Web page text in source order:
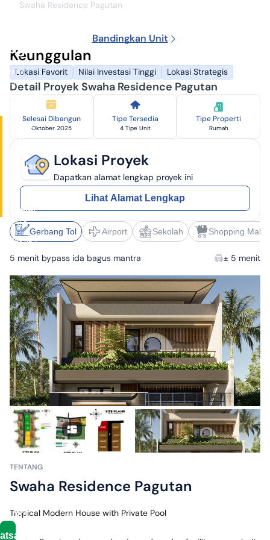
Swaha
Pagutan
Developer:
SWAHA
PROPERTY
Sukawati,
Harga
Rp
Miliar
Miliar
± 40
menit ke I
Gusti
International
Airport
± 5
menit
Cening
bagus
ATM
center
± 5
menit
ke 5
bypass
ida
mantra
Swaha Residence Pagutan
Bandingkan Unit
Keunggulan
Lokasi Favorit Nilai Investasi Tinggi Lokasi Strategis
Detail Proyek Swaha Residence Pagutan
Selesai Dibangun
Oktober 2025
Tipe Tersedia
4 Tipe Unit
Tipe Properti
Rumah
Lokasi Proyek
Dapatkan alamat lengkap proyek ini
Lihat Alamat Lengkap
Gerbang Tol Airport Sekolah Shopping Mall
5 menit bypass ida bagus mantra ± 5 menit
TENTANG
Swaha Residence Pagutan
Tropical Modern House with Private Pool